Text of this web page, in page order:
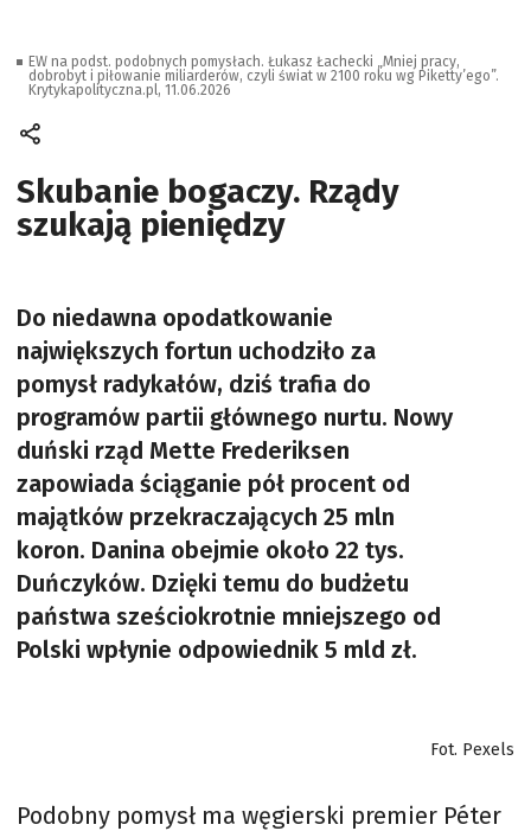
Skubanie bogaczy. Rządy
szukają pieniędzy
Do niedawna opodatkowanie
największych fortun uchodziło za
pomysł radykałów, dziś trafia do
programów partii głównego nurtu. Nowy
duński rząd Mette Frederiksen
zapowiada ściąganie pół procent od
majątków przekraczających 25 mln
koron. Danina obejmie około 22 tys.
Duńczyków. Dzięki temu do budżetu
państwa sześciokrotnie mniejszego od
Polski wpłynie odpowiednik 5 mld zł.
Fot. Pexels
Podobny pomysł ma węgierski premier Péter
EW na podst. podobnych pomysłach. Łukasz Łachecki „Mniej pracy,
dobrobyt i piłowanie miliarderów, czyli świat w 2100 roku wg Piketty’ego”.
Krytykapolityczna.pl, 11.06.2026